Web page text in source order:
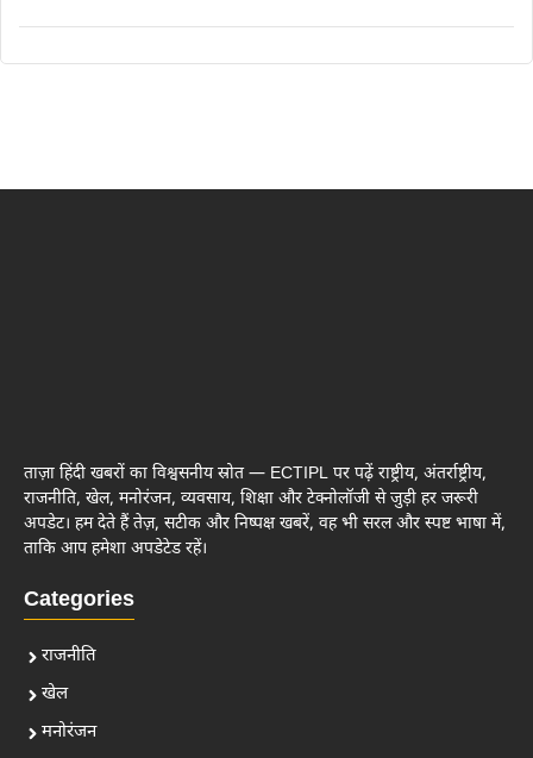
ताज़ा हिंदी खबरों का विश्वसनीय स्रोत — ECTIPL पर पढ़ें राष्ट्रीय, अंतर्राष्ट्रीय,
राजनीति, खेल, मनोरंजन, व्यवसाय, शिक्षा और टेक्नोलॉजी से जुड़ी हर जरूरी
अपडेट। हम देते हैं तेज़, सटीक और निष्पक्ष खबरें, वह भी सरल और स्पष्ट भाषा में,
ताकि आप हमेशा अपडेटेड रहें।
Categories
राजनीति
खेल
मनोरंजन